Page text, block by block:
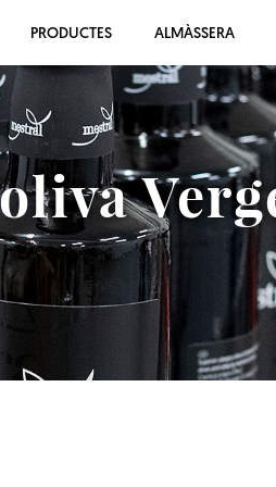
PRODUCTES ALMÀSSERA